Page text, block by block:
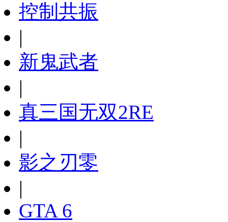
控制共振
|
新鬼武者
|
真三国无双2RE
|
影之刃零
|
GTA 6